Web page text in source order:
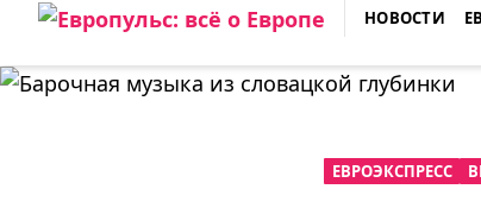
Skip
contentЕВРОПУЛЬС: ВСЁ О ЕВРОПЕ
НОВОСТИ
ЕВРОЭКСПРЕСС